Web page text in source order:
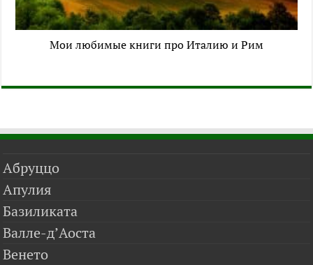
Мои любимые книги про Италию и Рим
Абруццо
Апулия
Базиликата
Валле-д’Аоста
Венето